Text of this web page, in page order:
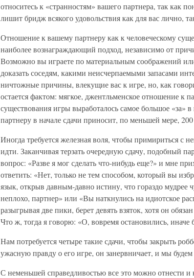
относитесь к «странностям» вашего партнера, так как
лишит бридж всякого удовольствия как для вас лично,
Отношение к вашему партнеру как к человеческому
наиболее вознаграждающий подход, независимо от
Возможно вы играете по материальным соображений
доказать соседям, какими неисчерпаемыми запасами
ничтожные причины, влекущие вас к игре, но, как
остается фактом: мягкое, джентльменское отношение к
существования игры выработалось самое большое «за»
партнеру в начале сдачи приносит, по меньшей мере,
Иногда требуется железная воля, чтобы примириться с
идти. Заканчивая терзать очередную сдачу, подобный
вопрос: «Разве я мог сделать что-нибудь еще?» и мне
ответить: «Нет, только не тем способом, который вы
язык, открыв давным-давно истину, что гораздо мудрее
неплохо, партнер» или «Вы наткнулись на идиотское
разыгрывая две пики, берет девять взяток, хотя он
Что ж, тогда я говорю: «О, вовремя остановились,
Нам потребуется четыре такие сдачи, чтобы закрыть
ужасную правду о его игре, он занервничает, и мы будем
С неменьшей справедливостью все это можно отнести и